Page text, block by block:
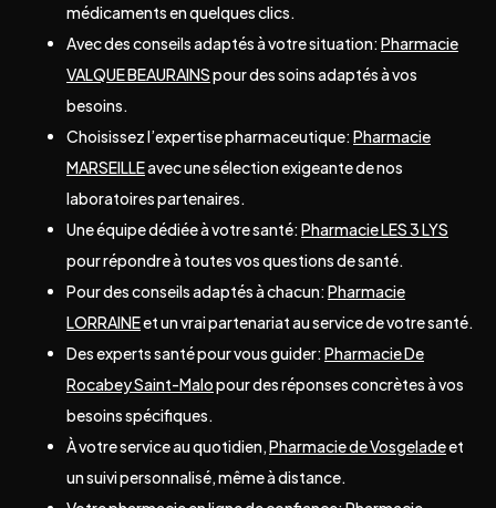
médicaments en quelques clics.
Avec des conseils adaptés à votre situation: Pharmacie
VALQUE BEAURAINSpour des soins adaptés à vos
besoins.
Choisissez l’expertise pharmaceutique: Pharmacie
MARSEILLEavec une sélection exigeante de nos
laboratoires partenaires.
Une équipe dédiée à votre santé: Pharmacie LES 3 LYS
pour répondre à toutes vos questions de santé.
Pour des conseils adaptés à chacun: Pharmacie
LORRAINEet un vrai partenariat au service de votre santé.
Des experts santé pour vous guider: Pharmacie De
Rocabey Saint-Malopour des réponses concrètes à vos
besoins spécifiques.
À votre service au quotidien,Pharmacie de Vosgeladeet
un suivi personnalisé, même à distance.